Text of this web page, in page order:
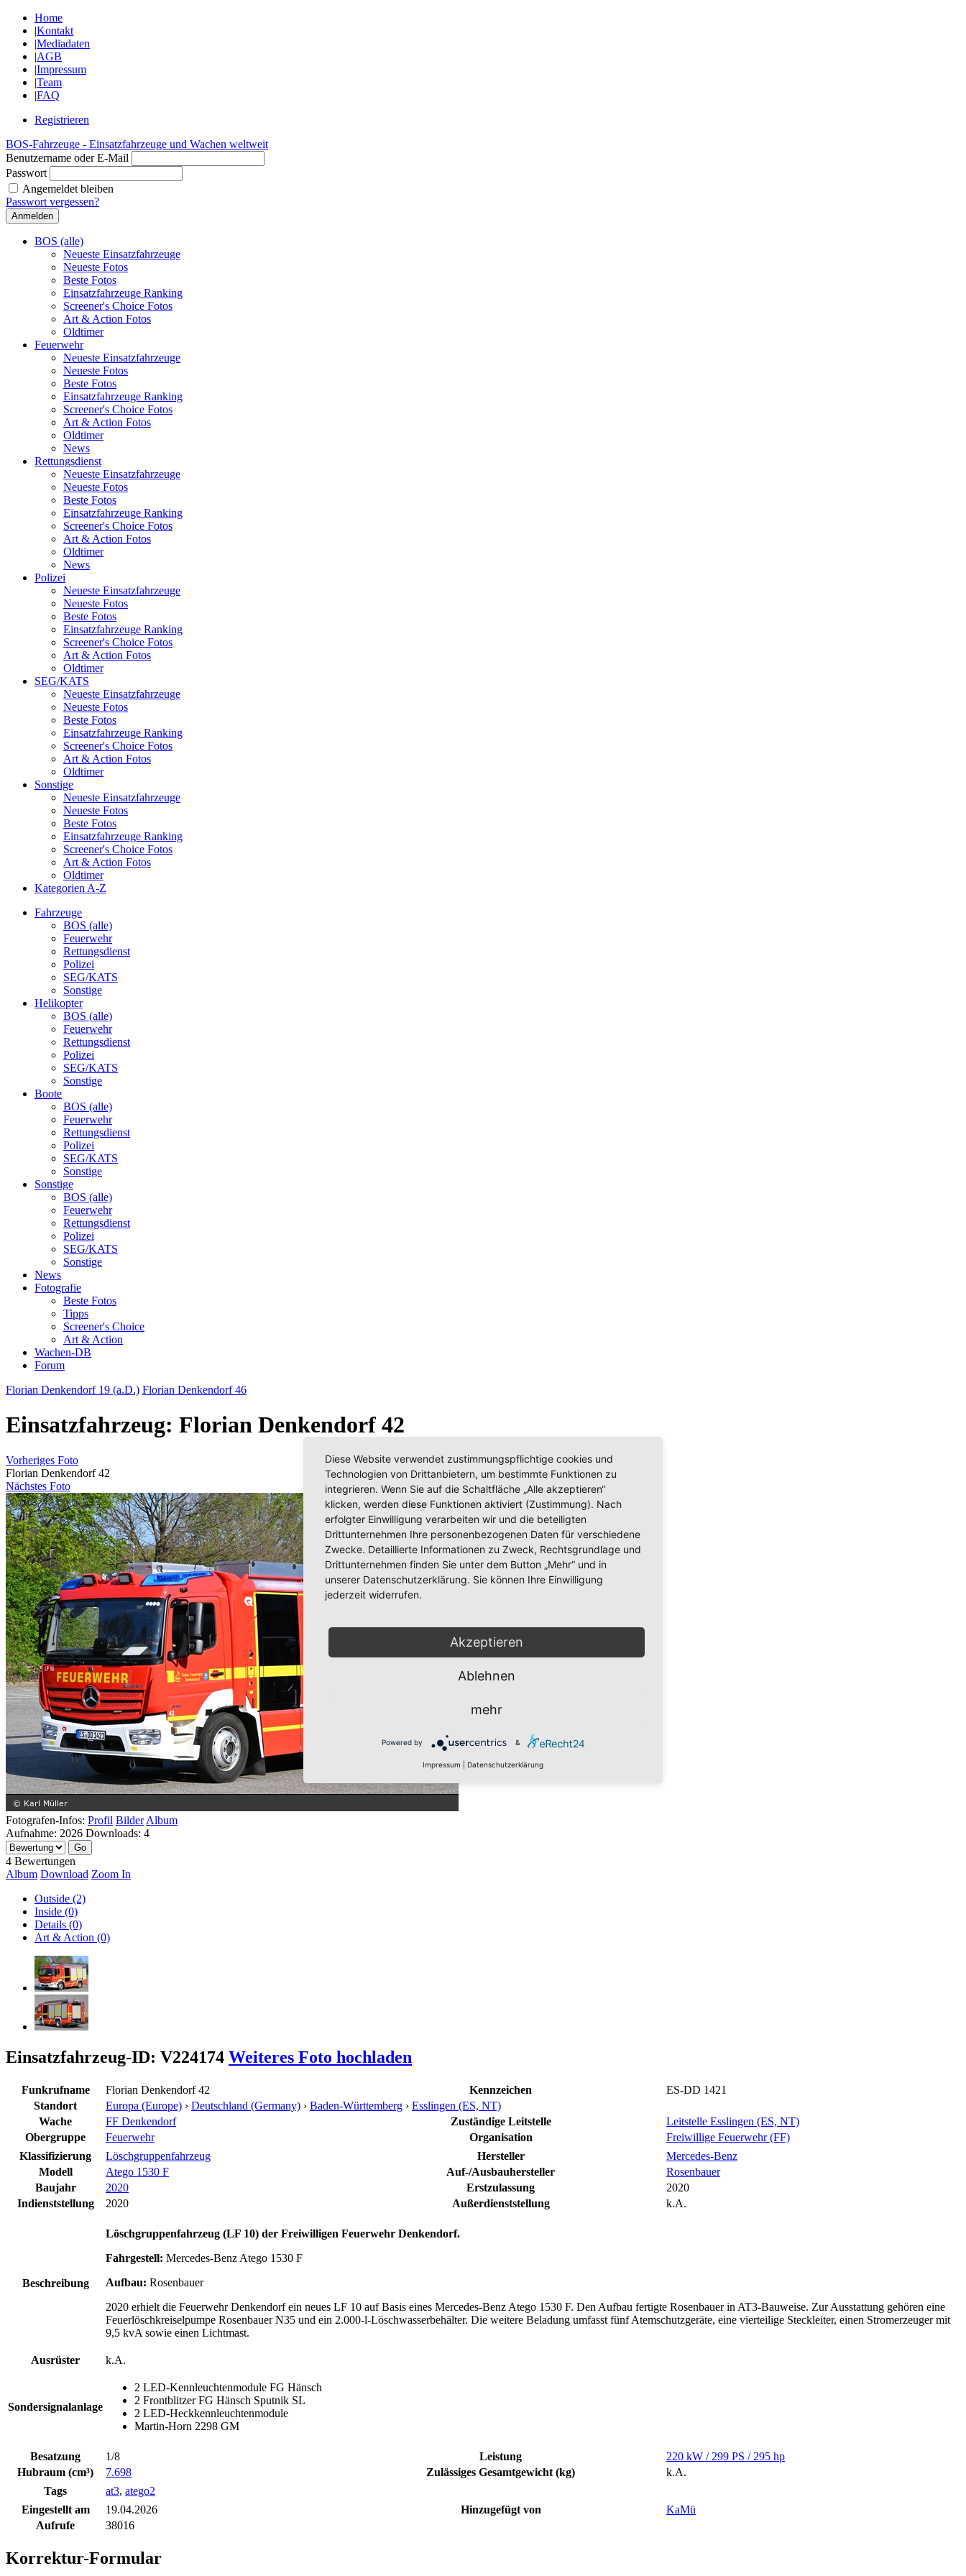
Home
|Kontakt
|Mediadaten
|AGB
|Impressum
|Team
|FAQ
Registrieren
BOS-Fahrzeuge - Einsatzfahrzeuge und Wachen weltweit
Benutzername oder E-Mail
Passwort
Angemeldet bleiben
Passwort vergessen?
BOS (alle)
Neueste Einsatzfahrzeuge
Neueste Fotos
Beste Fotos
Einsatzfahrzeuge Ranking
Screener's Choice Fotos
Art & Action Fotos
Oldtimer
Feuerwehr
Neueste Einsatzfahrzeuge
Neueste Fotos
Beste Fotos
Einsatzfahrzeuge Ranking
Screener's Choice Fotos
Art & Action Fotos
Oldtimer
News
Rettungsdienst
Neueste Einsatzfahrzeuge
Neueste Fotos
Beste Fotos
Einsatzfahrzeuge Ranking
Screener's Choice Fotos
Art & Action Fotos
Oldtimer
News
Polizei
Neueste Einsatzfahrzeuge
Neueste Fotos
Beste Fotos
Einsatzfahrzeuge Ranking
Screener's Choice Fotos
Art & Action Fotos
Oldtimer
SEG/KATS
Neueste Einsatzfahrzeuge
Neueste Fotos
Beste Fotos
Einsatzfahrzeuge Ranking
Screener's Choice Fotos
Art & Action Fotos
Oldtimer
Sonstige
Neueste Einsatzfahrzeuge
Neueste Fotos
Beste Fotos
Einsatzfahrzeuge Ranking
Screener's Choice Fotos
Art & Action Fotos
Oldtimer
Kategorien A-Z
Fahrzeuge
BOS (alle)
Feuerwehr
Rettungsdienst
Polizei
SEG/KATS
Sonstige
Helikopter
BOS (alle)
Feuerwehr
Rettungsdienst
Polizei
SEG/KATS
Sonstige
Boote
BOS (alle)
Feuerwehr
Rettungsdienst
Polizei
SEG/KATS
Sonstige
Sonstige
BOS (alle)
Feuerwehr
Rettungsdienst
Polizei
SEG/KATS
Sonstige
News
Fotografie
Beste Fotos
Tipps
Screener's Choice
Art & Action
Wachen-DB
Forum
Florian Denkendorf 19 (a.D.) Florian Denkendorf 46
Einsatzfahrzeug: Florian Denkendorf 42
Vorheriges Foto
Florian Denkendorf 42
Nächstes Foto
Fotografen-Infos: Profil Bilder Album
Aufnahme: 2026 Downloads: 4
4 Bewertungen
Album Download Zoom In
Outside (2)
Inside (0)
Details (0)
Art & Action (0)
Einsatzfahrzeug-ID: V224174 Weiteres Foto hochladen
Funkrufname Florian Denkendorf 42 Kennzeichen
ES-DD 1421
Standort
Europa (Europe) › Deutschland (Germany) › Baden-Württemberg › Esslingen (ES, NT)
Wache
FF Denkendorf Zuständige Leitstelle
Leitstelle Esslingen (ES, NT)
Obergruppe
Feuerwehr Organisation
Freiwillige Feuerwehr (FF)
Klassifizierung
Löschgruppenfahrzeug Hersteller
Mercedes-Benz
Modell
Atego 1530 F Auf-/Ausbauhersteller
Rosenbauer
Baujahr
2020 Erstzulassung
2020
Indienststellung
2020 Außerdienststellung k.A.
Beschreibung
Löschgruppenfahrzeug (LF 10) der Freiwilligen Feuerwehr Denkendorf.
Fahrgestell: Mercedes-Benz Atego 1530 F
Aufbau: Rosenbauer
2020 erhielt die Feuerwehr Denkendorf ein neues LF 10 auf Basis eines Mercedes-Benz Atego 1530 F. Den Aufbau fertigte Rosenbauer in AT3-Bauweise. Zur Ausstattung gehören eine
Feuerlöschkreiselpumpe Rosenbauer N35 und ein 2.000-l-Löschwasserbehälter. Die weitere Beladung umfasst fünf Atemschutzgeräte, eine vierteilige Steckleiter, einen Stromerzeuger mit
9,5 kvA sowie einen Lichtmast.
Ausrüster k.A.
Sondersignalanlage
2 LED-Kennleuchtenmodule FG Hänsch
2 Frontblitzer FG Hänsch Sputnik SL
2 LED-Heckkennleuchtenmodule
Martin-Horn 2298 GM
Besatzung 1/8 Leistung
220 kW / 299 PS / 295 hp
Hubraum (cm³)
7.698 Zulässiges Gesamtgewicht (kg)
k.A.
Tags
at3, atego2
Eingestellt am
19.04.2026 Hinzugefügt von
KaMü
Aufrufe
38016
Korrektur-Formular
Diese Website verwendet zustimmungspflichtige cookies und
Technologien von Drittanbietern, um bestimmte Funktionen zu
integrieren. Wenn Sie auf die Schaltfläche „Alle akzeptieren“
klicken, werden diese Funktionen aktiviert (Zustimmung). Nach
erfolgter Einwilligung verarbeiten wir und die beteiligten
Drittunternehmen Ihre personenbezogenen Daten für verschiedene
Zwecke. Detaillierte Informationen zu Zweck, Rechtsgrundlage und
Drittunternehmen finden Sie unter dem Button „Mehr“ und in
unserer Datenschutzerklärung. Sie können Ihre Einwilligung
jederzeit widerrufen.
Akzeptieren
Ablehnen
mehr
Powered by &
Impressum Datenschutzerklärung